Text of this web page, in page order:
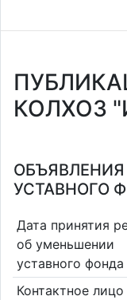
КОЛХОЗ
УСТАВНОГО
Дата принятия
об уменьшении
уставного фонда
Контактное лицо